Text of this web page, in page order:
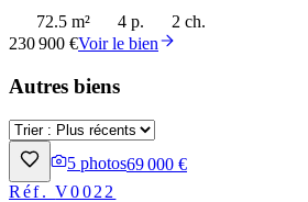
72.5 m² 4 p.
2 ch.
230 900 €Voir le bien
Autres biens
5 photos69 000 €
Réf.V0022